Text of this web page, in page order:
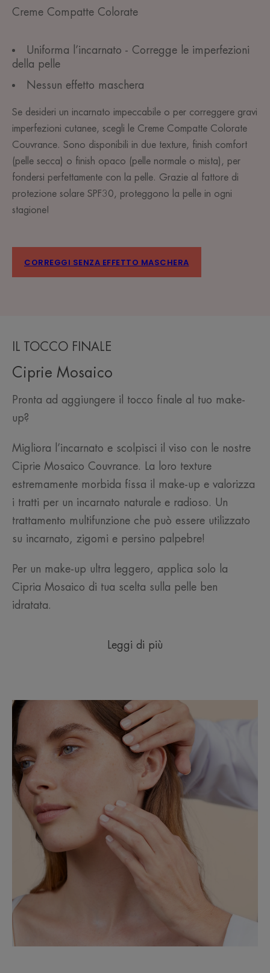
Creme Compatte Colorate
Uniforma l’incarnato - Corregge le imperfezioni
della pelle
Nessun effetto maschera
Se desideri un incarnato impeccabile o per correggere gravi
imperfezioni cutanee, scegli le Creme Compatte Colorate
Couvrance. Sono disponibili in due texture, finish comfort
(pelle secca) o finish opaco (pelle normale o mista), per
fondersi perfettamente con la pelle. Grazie al fattore di
protezione solare SPF30, proteggono la pelle in ogni
stagione!
CORREGGI SENZA EFFETTO MASCHERA
IL TOCCO FINALE
Ciprie Mosaico
Pronta ad aggiungere il tocco finale al tuo make-
up?
Migliora l’incarnato e scolpisci il viso con le nostre
Ciprie Mosaico Couvrance. La loro texture
estremamente morbida fissa il make-up e valorizza
i tratti per un incarnato naturale e radioso. Un
trattamento multifunzione che può essere utilizzato
su incarnato, zigomi e persino palpebre!
Per un make-up ultra leggero, applica solo la
Cipria Mosaico di tua scelta sulla pelle ben
idratata.
Leggi di più